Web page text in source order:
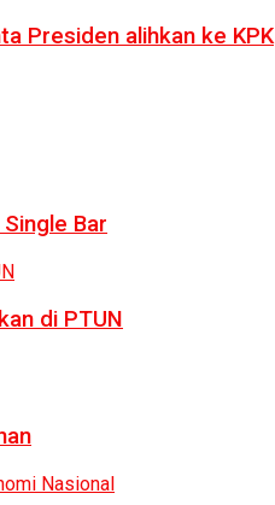
Presiden alihkan ke KPK
Bar
di PTUN